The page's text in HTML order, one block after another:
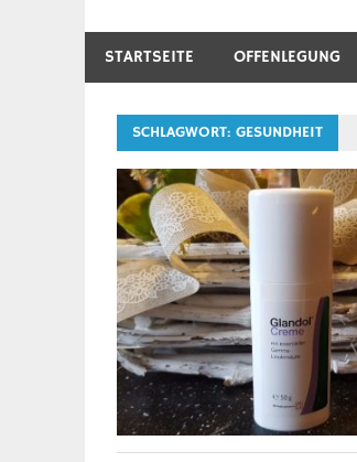
STARTSEITE OFFENLEGUNG
SCHLAGWORT: GESUNDHEIT